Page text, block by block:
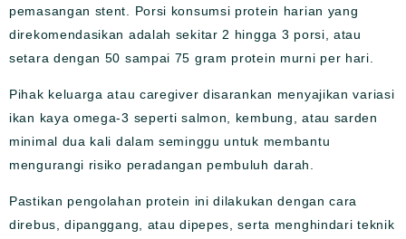
pemasangan stent. Porsi konsumsi protein harian yang
direkomendasikan adalah sekitar 2 hingga 3 porsi, atau
setara dengan 50 sampai 75 gram protein murni per hari.
Pihak keluarga atau caregiver disarankan menyajikan variasi
ikan kaya omega-3 seperti salmon, kembung, atau sarden
minimal dua kali dalam seminggu untuk membantu
mengurangi risiko peradangan pembuluh darah.
Pastikan pengolahan protein ini dilakukan dengan cara
direbus, dipanggang, atau dipepes, serta menghindari teknik